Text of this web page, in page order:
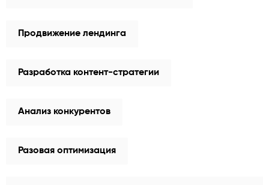
Продвижение лендинга
Разработка контент-стратегии
Анализ конкурентов
Разовая оптимизация